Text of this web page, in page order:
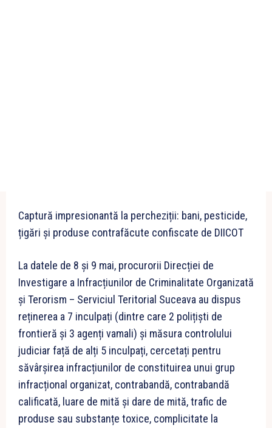
Captură impresionantă la percheziții: bani, pesticide,
țigări și produse contrafăcute confiscate de DIICOT
La datele de 8 și 9 mai, procurorii Direcției de
Investigare a Infracțiunilor de Criminalitate Organizată
și Terorism – Serviciul Teritorial Suceava au dispus
reținerea a 7 inculpați (dintre care 2 polițiști de
frontieră și 3 agenți vamali) și măsura controlului
judiciar față de alți 5 inculpați, cercetați pentru
săvârșirea infracțiunilor de constituirea unui grup
infracțional organizat, contrabandă, contrabandă
calificată, luare de mită și dare de mită, trafic de
produse sau substanțe toxice, complicitate la